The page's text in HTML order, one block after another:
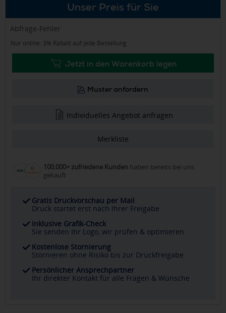
Unser Preis für Sie
Abfrage-Fehler
Nur online: 3% Rabatt auf jede Bestellung
Jetzt in den Warenkorb legen
Muster anfordern
Individuelles Angebot anfragen
Merkliste
100.000+ zufriedene Kunden haben bereits bei uns
gekauft
Gratis Druckvorschau per Mail
Druck startet erst nach Ihrer Freigabe
Inklusive Grafik-Check
Sie senden Ihr Logo, wir prüfen & optimieren
Kostenlose Stornierung
Stornieren ohne Risiko bis zur Druckfreigabe
Persönlicher Ansprechpartner
Ihr direkter Kontakt für alle Fragen & Wünsche